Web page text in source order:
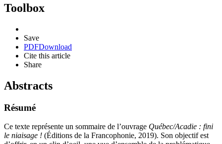
Toolbox
Save
PDFDownload
Cite this article
Share
Abstracts
Résumé
Ce texte représente un sommaire de l’ouvrage Québec/Acadie : fini
le niaisage ! (Éditions de la Francophonie, 2019). Son objectif est